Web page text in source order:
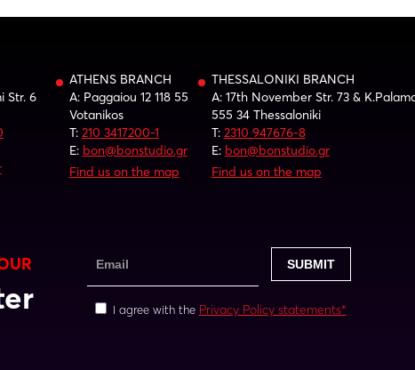
Str. 6
ATHENS BRANCH
A: Paggaiou 12 118 55
Votanikos
T: 210 3417200-1
E: bon@bonstudio.gr
Find us on the map
THESSALONIKI BRANCH
A: 17th November Str. 73 &
555 34 Thessaloniki
T: 2310 947676-8
E: bon@bonstudio.gr
Find us on the map
I agree with the Privacy Policy statements*